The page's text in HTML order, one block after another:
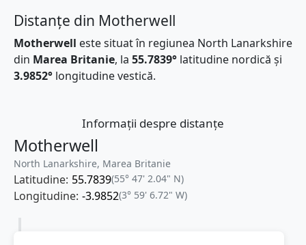
Distanțe din Motherwell
Motherwell este situat în regiunea North Lanarkshire
din Marea Britanie, la 55.7839° latitudine nordică și
3.9852° longitudine vestică.
Informații despre distanțe
Motherwell
North Lanarkshire, Marea Britanie
Latitudine: 55.7839(55° 47' 2.04" N)
Longitudine: -3.9852(3° 59' 6.72" W)